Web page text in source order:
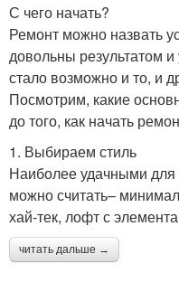
С чего начать?
Ремонт можно назвать
довольны результатом
стало возможно и то, и
Посмотрим, какие
до того, как начать
1. Выбираем стиль
Наиболее удачными для
можно считать–
хай-тек, лофт с
читать дальше →